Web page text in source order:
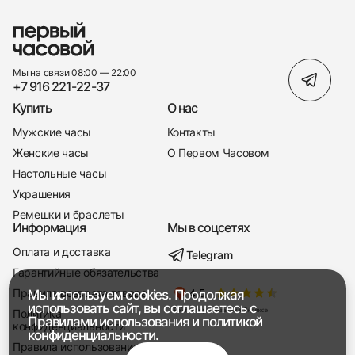
+7 916 221-22-37
Мы насвязи 08:00 — 19:00
Мы на связи 08:00 — 22:00
+7 916 221-22-37
Купить
Мужские часы
Женские часы
Настольные часы
Украшения
Ремешки и браслеты
О нас
Контакты
О Первом Часовом
Информация
Оплата и доставка
Гарантийные обязательства
Правила возврата товара
Политика
конфиденциальности
Правила использования
Мы в соцсетях
Telegram
Мы используем cookies. Продолжая
использовать сайт, вы соглашаетесь с
Правилами использованияи политикой
конфиденциальности.